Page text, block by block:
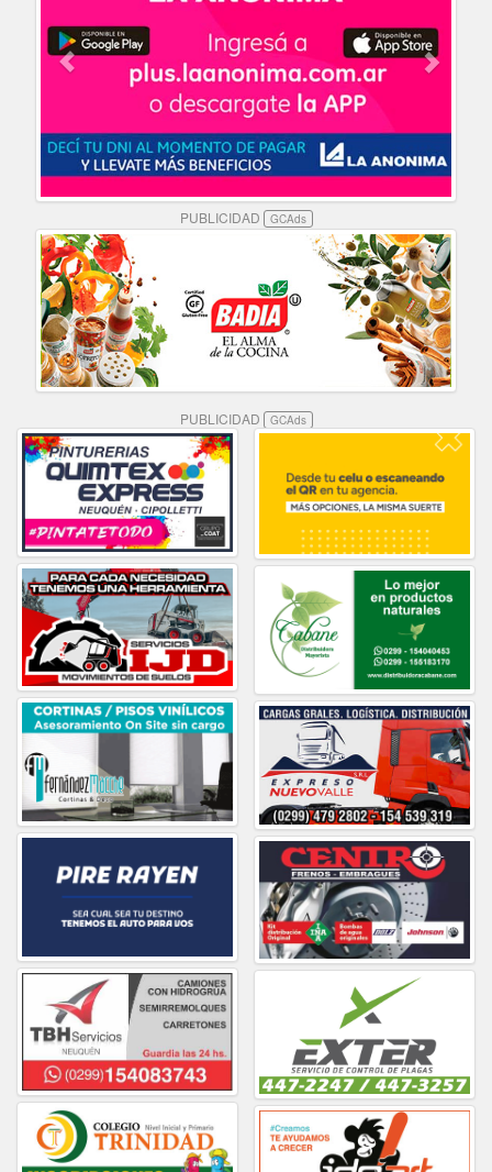
PUBLICIDAD GCAds
PUBLICIDAD GCAds